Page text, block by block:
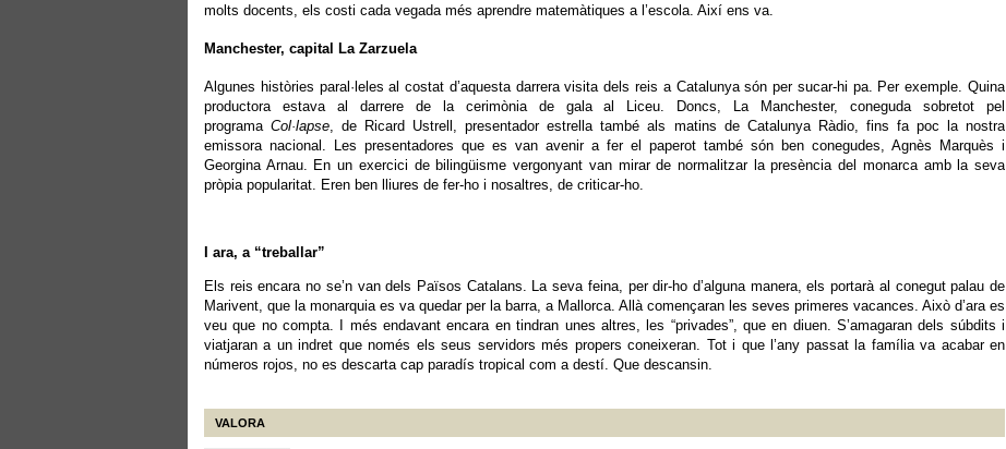
molts docents, els costi cada vegada més aprendre matemàtiques a l’escola. Així ens va.
Manchester, capital La Zarzuela
Algunes històries paral·leles al costat d’aquesta darrera visita dels reis a Catalunya són per sucar-hi pa. Per exemple. Quina
productora estava al darrere de la cerimònia de gala al Liceu. Doncs, La Manchester, coneguda sobretot pel
programaCol·lapse, de Ricard Ustrell, presentador estrella també als matins de Catalunya Ràdio, fins fa poc la nostra
emissora nacional. Les presentadores que es van avenir a fer el paperot també són ben conegudes, Agnès Marquès i
Georgina Arnau. En un exercici de bilingüisme vergonyant van mirar de normalitzar la presència del monarca amb la seva
pròpia popularitat. Eren ben lliures de fer-ho i nosaltres, de criticar-ho.
I ara, a “treballar”
Els reis encara no se’n van dels Països Catalans. La seva feina, per dir-ho d’alguna manera, els portarà al conegut palau de
Marivent, que la monarquia es va quedar per la barra, a Mallorca. Allà començaran les seves primeres vacances. Això d’ara es
veu que no compta. I més endavant encara en tindran unes altres, les “privades”, que en diuen. S’amagaran dels súbdits i
viatjaran a un indret que només els seus servidors més propers coneixeran. Tot i que l’any passat la família va acabar en
números rojos, no es descarta cap paradís tropical com a destí. Que descansin.
VALORA